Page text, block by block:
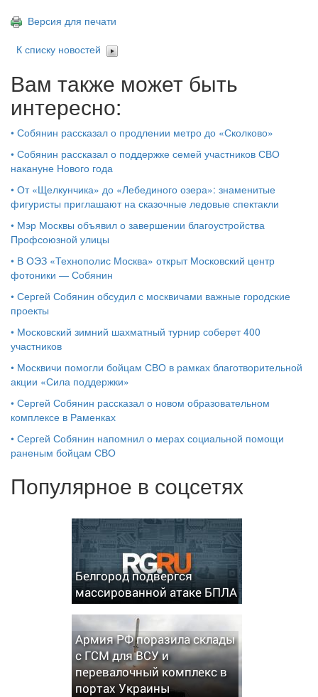
Версия для печати
К списку новостей
Вам также может быть
интересно:
• Собянин рассказал о продлении метро до «Сколково»
• Собянин рассказал о поддержке семей участников СВО
накануне Нового года
• От «Щелкунчика» до «Лебединого озера»: знаменитые
фигуристы приглашают на сказочные ледовые спектакли
• Мэр Москвы объявил о завершении благоустройства
Профсоюзной улицы
• В ОЭЗ «Технополис Москва» открыт Московский центр
фотоники — Собянин
• Сергей Собянин обсудил с москвичами важные городские
проекты
• Московский зимний шахматный турнир соберет 400
участников
• Москвичи помогли бойцам СВО в рамках благотворительной
акции «Сила поддержки»
• Сергей Собянин рассказал о новом образовательном
комплексе в Раменках
• Сергей Собянин напомнил о мерах социальной помощи
раненым бойцам СВО
Популярное в соцсетях
Белгород подвергся
массированной атаке БПЛА
Армия РФ поразила склады
с ГСМ для ВСУ и
перевалочный комплекс в
портах Украины